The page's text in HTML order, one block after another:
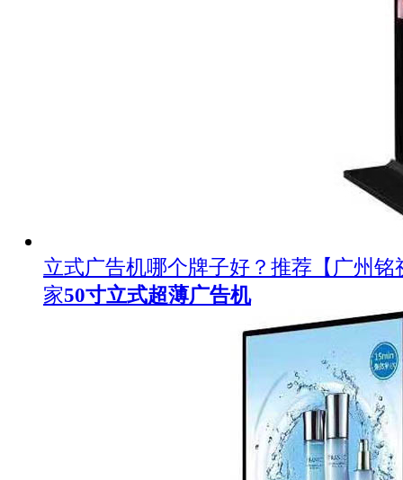
立式广告机哪个牌子好？推荐【广州铭
家50寸立式超薄广告机